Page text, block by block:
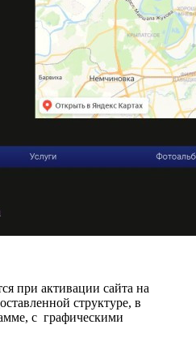
при активации сайта на
структуре, в
с графическими